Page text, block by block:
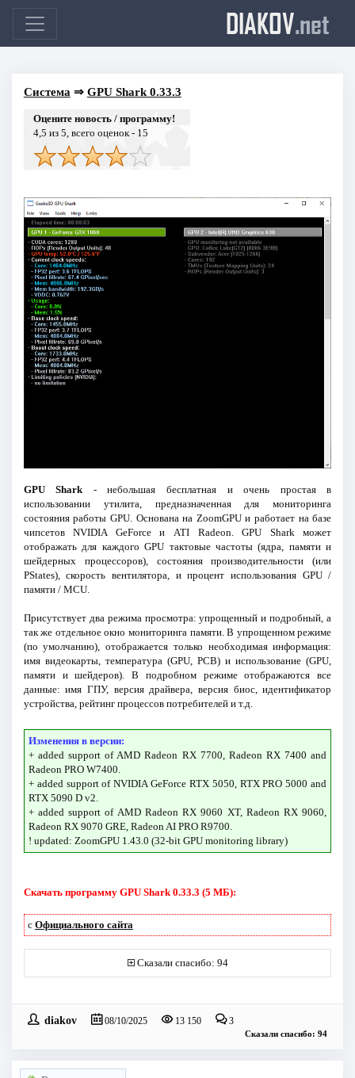
DIAKOV.net
Система ⇒ GPU Shark 0.33.3
Оцените новость / программу!
4,5 из 5, всего оценок - 15
GPU Shark- небольшая бесплатная и очень простая в
использовании утилита, предназначенная для мониторинга
состояния работы GPU. Основана на ZoomGPU и работает на базе
чипсетов NVIDIA GeForce и ATI Radeon. GPU Shark может
отображать для каждого GPU тактовые частоты (ядра, памяти и
шейдерных процессоров), состояния производительности (или
PStates), скорость вентилятора, и процент использования GPU /
памяти / MCU.
Присутствует два режима просмотра: упрощенный и подробный, а
так же отдельное окно мониторинга памяти. В упрощенном режиме
(по умолчанию), отображается только необходимая информация:
имя видеокарты, температура (GPU, PCB) и использование (GPU,
памяти и шейдеров). В подробном режиме отображаются все
данные: имя ГПУ, версия драйвера, версия биос, идентификатор
устройства, рейтинг процессов потребителей и т.д.
Изменения в версии:
+ added support of AMD Radeon RX 7700, Radeon RX 7400 and
Radeon PRO W7400.
+ added support of NVIDIA GeForce RTX 5050, RTX PRO 5000 and
RTX 5090 D v2.
+ added support of AMD Radeon RX 9060 XT, Radeon RX 9060,
Radeon RX 9070 GRE, Radeon AI PRO R9700.
! updated: ZoomGPU 1.43.0 (32-bit GPU monitoring library)
Скачать программу GPU Shark 0.33.3 (5 МБ):
с Официального сайта
Сказали спасибо: 94
diakov 08/10/2025 13 150 3
Сказали спасибо: 94